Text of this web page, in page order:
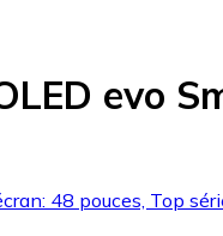
evo
48 pouces, Top